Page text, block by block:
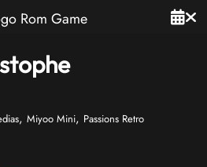
, Miyoo Mini, Passions Retro